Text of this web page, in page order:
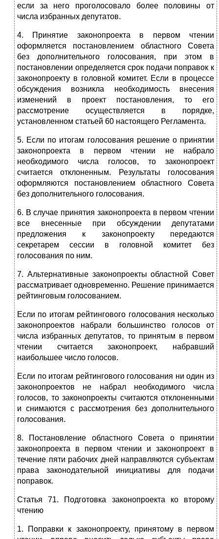
если за него проголосовало более половины от
числа избранных депутатов.
4. Принятие законопроекта в первом чтении
оформляется постановлением областного Совета
без дополнительного голосования, при этом в
постановлении определяется срок подачи поправок к
законопроекту в головной комитет. Если в процессе
обсуждения возникла необходимость внесения
изменений в проект постановления, то его
рассмотрение осуществляется в порядке,
установленном статьей 60 настоящего Регламента.
5. Если по итогам голосования решение о принятии
законопроекта в первом чтении не набрало
необходимого числа голосов, то законопроект
считается отклоненным. Результаты голосования
оформляются постановлением областного Совета
без дополнительного голосования.
6. В случае принятия законопроекта в первом чтении
все внесенные при обсуждении депутатами
предложения к законопроекту передаются
секретарем сессии в головной комитет без
голосования по ним.
7. Альтернативные законопроекты областной Совет
рассматривает одновременно. Решение принимается
рейтинговым голосованием.
Если по итогам рейтингового голосования несколько
законопроектов набрали большинство голосов от
числа избранных депутатов, то принятым в первом
чтении считается законопроект, набравший
наибольшее число голосов.
Если по итогам рейтингового голосования ни один из
законопроектов не набрал необходимого числа
голосов, то законопроекты считаются отклоненными
и снимаются с рассмотрения без дополнительного
голосования.
8. Постановление областного Совета о принятии
законопроекта в первом чтении и законопроект в
течение пяти рабочих дней направляются субъектам
права законодательной инициативы для подачи
поправок.
Статья 71. Подготовка законопроекта ко второму
чтению
1. Поправки к законопроекту, принятому в первом